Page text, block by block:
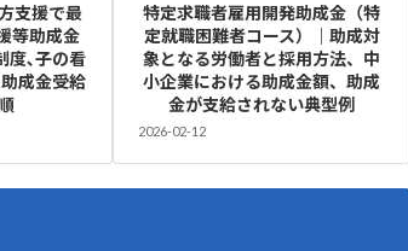
支援で最
等助成金
度､子の看
成金受給
特定求職者雇用開発助成金（特
定就職困難者コース）｜助成対
象となる労働者と採用方法、中
小企業における助成金額、助成
金が支給されない典型例
2026-02-12